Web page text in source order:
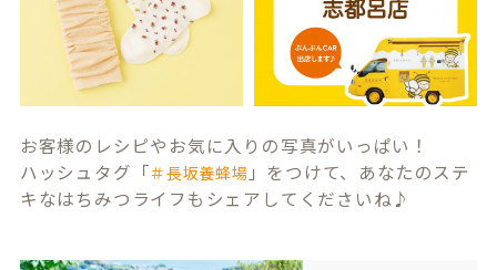
お客様のレシピやお気に入りの写真がいっぱい！
ハッシュタグ「＃長坂養蜂場 」をつけて、あなたのステ
キなはちみつライフもシェアしてくださいね♪